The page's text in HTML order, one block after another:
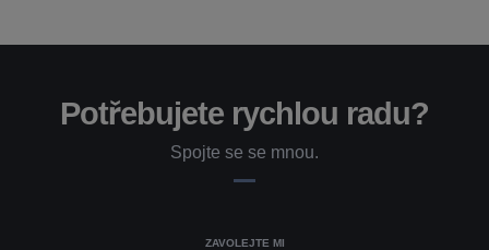
Potřebujete rychlou radu?
Spojte se se mnou.
ZAVOLEJTE MI